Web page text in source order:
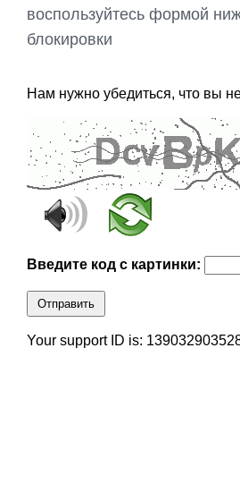
воспользуйтесь формой
блокировки
Нам нужно убедиться, что вы
Введите код с картинки:
Отправить
Your support ID is: